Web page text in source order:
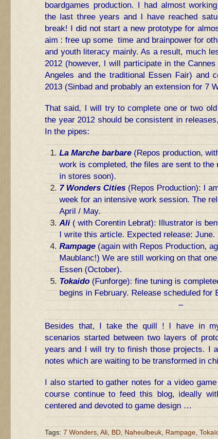
boardgames production. I had almost
the last three years and I have reached
break! I did not start a new prototype for
aim : free up some time and brainpower for
and youth literacy mainly. As a result, much
2012 (however, I will participate in the
Angeles and the traditional Essen Fair) and
2013 (Sinbad and probably an extension for 7
That said, I will try to complete one or two
the year 2012 should be consistent in
In the pipes:
La Marche barbare(Repos production,
work is completed, the files are sent to the
in stores soon).
7 Wonders Cities (Repos Production): I
week for an intensive work session. The
April / May.
Ali( with Corentin Lebrat): Illustrator is
I write this article. Expected release: June.
Rampage (again with Repos Production,
Maublanc!) We are still working on that
Essen (October).
Tokaido(Funforge): fine tuning is
begins in February. Release scheduled for
–
Besides that, I take the quill ! I have in
scenarios started between two layers of
years and I will try to finish those projects. I
notes which are waiting to be transformed in
I also started to gather notes for a video
course continue to feed this blog, ideally
centered and devoted to game design …
Tags: 7 Wonders Ali BD Naheulbeuk Rampage